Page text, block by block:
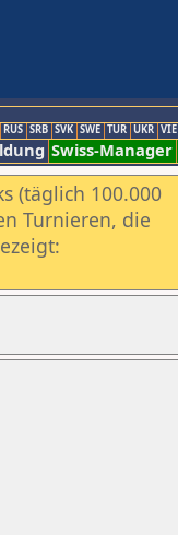
RUS SRB SVK SWE TUR UKR VIE
Swiss-Manager
(täglich 100.000
Turnieren, die